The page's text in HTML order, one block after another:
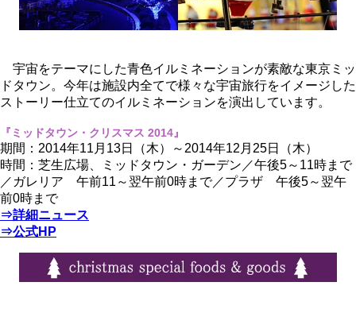
宇宙をテーマにした青色イルミネーションが素敵な東京ミッ
ドタウン。今年は施設内全てで様々な宇宙旅行をイメージした
ストーリー仕立てのイルミネーションを演出しています。
『ミッドタウン・クリスマス 2014』
期間：2014年11月13日（木）～2014年12月25日（木）
時間：芝生広場、ミッドタウン・ガーデン／午後5～11時まで
／ガレリア 午前11～翌午前0時まで／プラザ 午後5～翌午
前0時まで
⇒詳細ニュース
⇒公式HP